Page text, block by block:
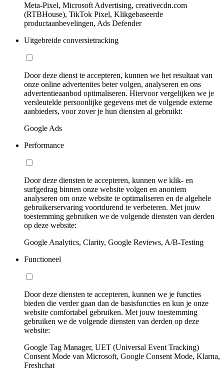
Meta-Pixel, Microsoft Advertising, creativecdn.com
(RTBHouse), TikTok Pixel, Klikgebaseerde
productaanbevelingen, Ads Defender
Uitgebreide conversietracking
Door deze dienst te accepteren, kunnen we het resultaat van
onze online advertenties beter volgen, analyseren en ons
advertentieaanbod optimaliseren. Hiervoor vergelijken we je
versleutelde persoonlijke gegevens met de volgende externe
aanbieders, voor zover je hun diensten al gebruikt:
Google Ads
Performance
Door deze diensten te accepteren, kunnen we klik- en
surfgedrag binnen onze website volgen en anoniem
analyseren om onze website te optimaliseren en de algehele
gebruikerservaring voortdurend te verbeteren. Met jouw
toestemming gebruiken we de volgende diensten van derden
op deze website:
Google Analytics, Clarity, Google Reviews, A/B-Testing
Functioneel
Door deze diensten te accepteren, kunnen we je functies
bieden die verder gaan dan de basisfuncties en kun je onze
website comfortabel gebruiken. Met jouw toestemming
gebruiken we de volgende diensten van derden op deze
website:
Google Tag Manager, UET (Universal Event Tracking)
Consent Mode van Microsoft, Google Consent Mode, Klarna,
Freshchat